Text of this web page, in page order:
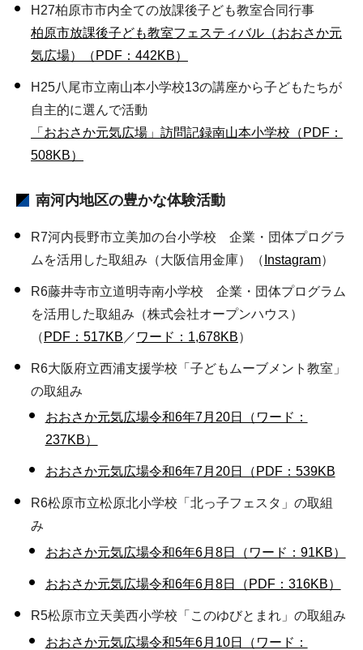
H27柏原市市内全ての放課後子ども教室合同行事
柏原市放課後子ども教室フェスティバル（おおさか元
気広場）（PDF：442KB）
H25八尾市立南山本小学校13の講座から子どもたちが
自主的に選んで活動
「おおさか元気広場」訪問記録南山本小学校（PDF：
508KB）
南河内地区の豊かな体験活動
R7河内長野市立美加の台小学校 企業・団体プログラ
ムを活用した取組み（大阪信用金庫）（ Instagram）
R6藤井寺市立道明寺南小学校 企業・団体プログラム
を活用した取組み（株式会社オープンハウス）
（ PDF：517KB ／ ワード：1,678KB）
R6大阪府立西浦支援学校「子どもムーブメント教室」
の取組み
おおさか元気広場令和6年7月20日（ワード：
237KB）
おおさか元気広場令和6年7月20日（PDF：539KB
R6松原市立松原北小学校「北っ子フェスタ」の取組
み
おおさか元気広場令和6年6月8日（ワード：91KB）
おおさか元気広場令和6年6月8日（PDF：316KB）
R5松原市立天美西小学校「このゆびとまれ」の取組み
おおさか元気広場令和5年6月10日（ワード：